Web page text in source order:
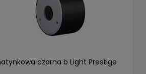
czarna b Light Prestige